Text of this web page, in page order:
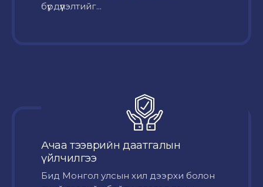
бүрдүүлэлтийг...
Ачаа тээврийн даатгалын
үйлчилгээ
Бид Монгол улсын хил дээрхи болон